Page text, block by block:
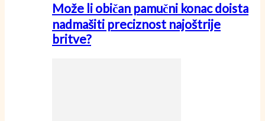
Može li običan pamučni konac doista
nadmašiti preciznost najoštrije
britve?